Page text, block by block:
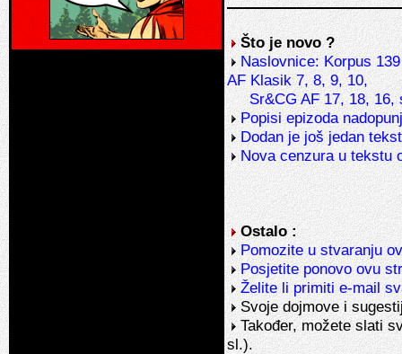
Što je novo ?
Naslovnice: Korpus
AF Klasik 7, 8, 9, 10,
Sr&CG AF 17, 18, 16,
Popisi epizoda
Dodan je još jedan
Nova cenzura u tekstu
Ostalo :
Pomozite u stvaranju
Posjetite ponovo ovu
Želite li primiti e-mail
Svoje dojmove i
Također, možete slati
sl.).